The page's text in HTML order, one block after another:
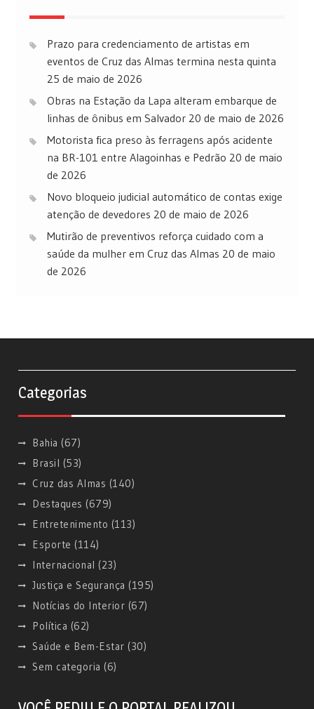
Prazo para credenciamento de artistas em
eventos de Cruz das Almas termina nesta quinta
25 de maio de 2026
Obras na Estação da Lapa alteram embarque de
linhas de ônibus em Salvador 20 de maio de 2026
Motorista fica preso às ferragens após acidente
na BR-101 entre Alagoinhas e Pedrão 20 de maio
de 2026
Novo bloqueio judicial automático de contas exige
atenção de devedores 20 de maio de 2026
Mutirão de preventivos reforça cuidado com a
saúde da mulher em Cruz das Almas 20 de maio
de 2026
Categorias
Bahia (67)
Brasil (53)
Cruz das Almas (140)
Destaques (679)
Entretenimento (113)
Esporte (114)
Internacional (23)
Justiça e Segurança (195)
Notícias do Interior (67)
Política (62)
Saúde e Bem-Estar (30)
Sem categoria (6)